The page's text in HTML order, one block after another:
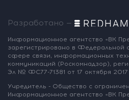
Разработано —
Информационное агентство «ВК
зарегистрировано в Федеральной
сфере связи, информационных
коммуникаций (Роскомнадзор),
Эл № ФС77-71381 от 17 октября 2017
Учредитель - Общество с
Информационное агентство «ВК